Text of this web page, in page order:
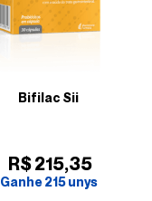
Bifilac Sii
R$215,35
Ganhe215unys